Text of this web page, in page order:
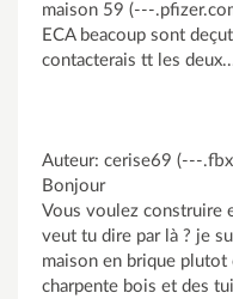
maison 59 (---
ECA beacoup sont
contacterais tt les
Auteur: cerise69 (---
Bonjour
Vous voulez construire
veut tu dire par là ? je
maison en brique plutot
charpente bois et des